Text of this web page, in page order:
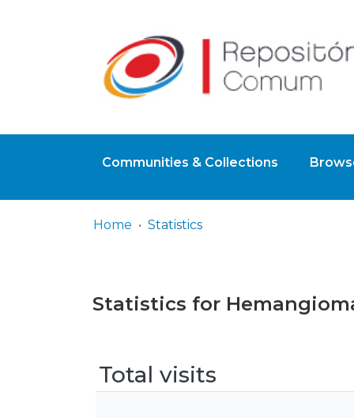
Communities & Collections
Home Statistics
Statistics for
Total visits